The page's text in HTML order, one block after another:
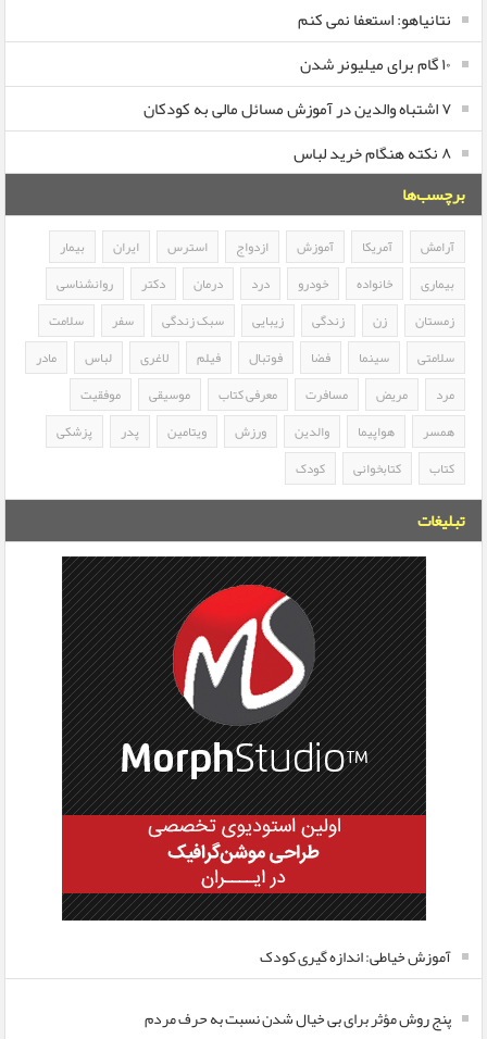
نتانیاهو: استعفا نمی کنم
۱۰ گام برای میلیونر شدن
۷ اشتباه والدین در آموزش مسائل مالی به کودکان
۸ نکته هنگام خرید لباس
برچسب‌ها
آرامش آمریکا آموزش ازدواج استرس ایران
بیمار
بیماری
خانواده خودرو درد درمان دکتر
روانشناسی
زمستان
زن زندگی زیبایی سبک زندگی سفر
سلامت
سلامتی
سینما فضا فوتبال فیلم لاغری لباس
مادر
مرد
مریض مسافرت معرفی کتاب موسیقی
موفقیت
همسر
هواپیما والدین ورزش ویتامین پدر
پزشکی
کتاب
کتابخوانی کودک
تبلیغات
آموزش خیاطی: اندازه گیری کودک
پنج روش مؤثر برای بی خیال شدن نسبت به حرف مردم